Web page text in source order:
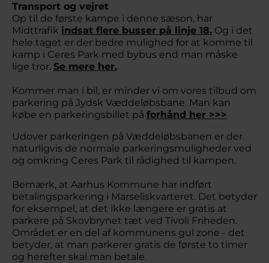
Transport og vejret
Op til de første kampe i denne sæson, har
Midttrafik indsat flere busser på linje 18. Og i det
hele taget er der bedre mulighed for at komme til
kamp i Ceres Park med bybus end man måske
lige tror. Se mere her.
Kommer man i bil, er minder vi om vores tilbud om
parkering på Jydsk Væddeløbsbane. Man kan
købe en parkeringsbillet på forhånd her >>>
Udover parkeringen på Væddeløbsbanen er der
naturligvis de normale parkeringsmuligheder ved
og omkring Ceres Park til rådighed til kampen.
Bemærk, at Aarhus Kommune har indført
betalingsparkering i Marseliskvarteret. Det betyder
for eksempel, at det ikke længere er gratis at
parkere på Skovbrynet tæt ved Tivoli Friheden.
Området er en del af kommunens gul zone - det
betyder, at man parkerer gratis de første to timer
og herefter skal man betale.